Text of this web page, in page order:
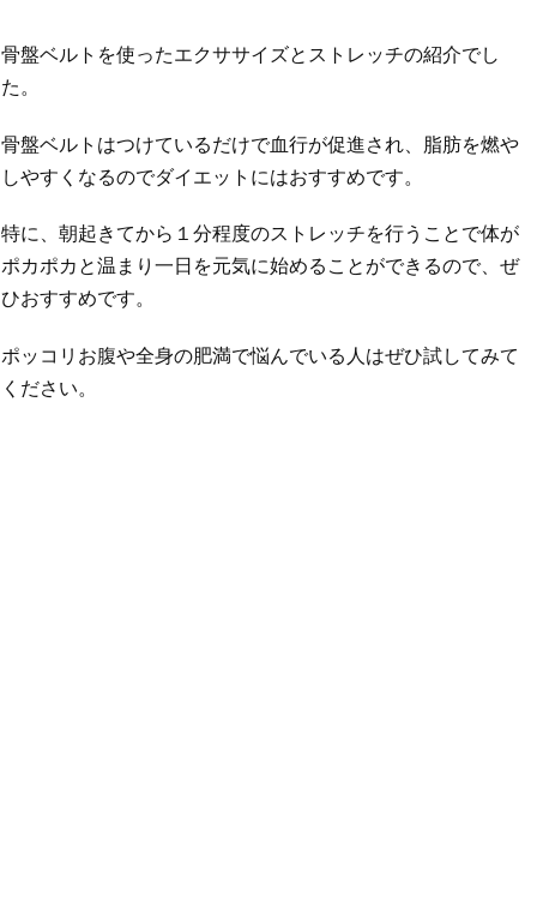
骨盤ベルトを使ったエクササイズとストレッチの紹介でし
た。
骨盤ベルトはつけているだけで血行が促進され、脂肪を燃や
しやすくなるのでダイエットにはおすすめです。
特に、朝起きてから１分程度のストレッチを行うことで体が
ポカポカと温まり一日を元気に始めることができるので、ぜ
ひおすすめです。
ポッコリお腹や全身の肥満で悩んでいる人はぜひ試してみて
ください。